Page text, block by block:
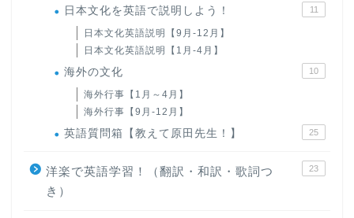
日本文化を英語で説明しよう！ 11
日本文化英語説明【9月-12月】
日本文化英語説明【1月-4月】
海外の文化 10
海外行事【1月～4月】
海外行事【9月-12月】
英語質問箱【教えて原田先生！】 25
洋楽で英語学習！（翻訳・和訳・歌詞つ
き）
23